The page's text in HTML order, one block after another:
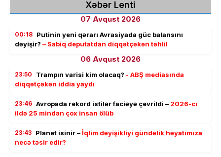
Xəbər Lenti
07 Avqust 2026
00:18 Putinin yeni qərarı Avrasiyada güc balansını
dəyişir? – Sabiq deputatdan diqqətçəkən təhlil
06 Avqust 2026
23:50 Trampın varisi kim olacaq? - ABŞ mediasında
diqqətçəkən iddia yaydı
23:46 Avropada rekord istilər faciəyə çevrildi – 2026-cı
ildə 25 mindən çox insan ölüb
23:43 Planet isinir –İqlim dəyişikliyi gündəlik həyatımıza
necə təsir edir?